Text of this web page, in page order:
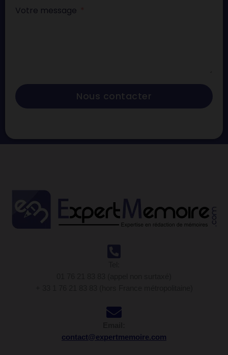
Votre message
Nous contacter
contact@expertmemoire.com